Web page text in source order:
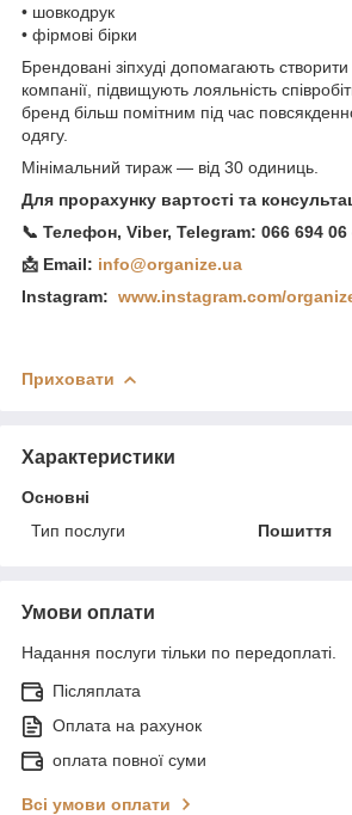
• шовкодрук
• фірмові бірки
Брендовані зіпхуді допомагають
компанії, підвищують лояльність
бренд більш помітним під час
одягу.
Мінімальний тираж — від 30 одиниць.
Для прорахунку вартості та
📞 Телефон, Viber, Telegram: 066 694 06
📩 Email: info@organize.ua
Instagram: www.instagram.com/
Приховати
Характеристики
Основні
Тип послуги
Пошиття
Умови оплати
Надання послуги тільки по передоплаті.
Післяплата
Оплата на рахунок
оплата повної суми
Всі умови оплати